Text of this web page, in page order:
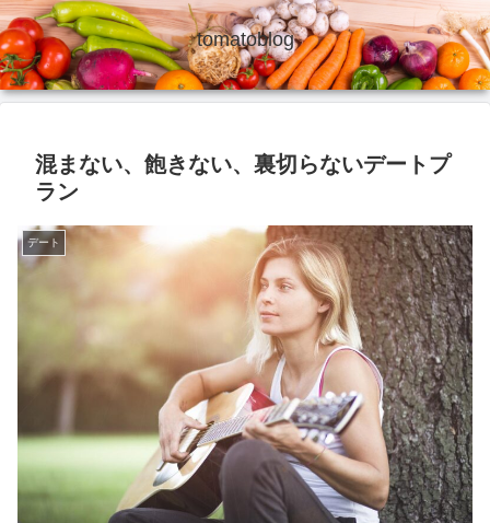
tomatoblog
混まない、飽きない、裏切らないデートプ
ラン
デート